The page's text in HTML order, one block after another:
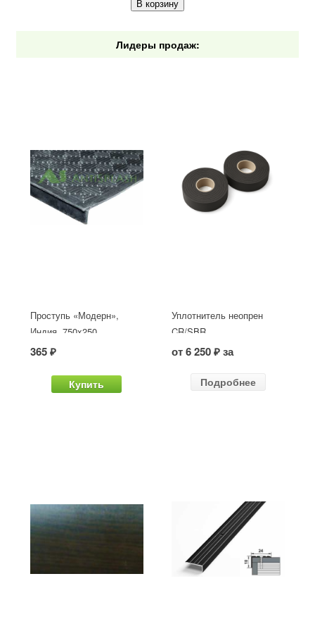
В корзину
Лидеры продаж:
Проступь «Модерн»,
Индия, 750x250
365 ₽
Купить
Уплотнитель неопрен
CR/SBR
от 6 250 ₽ за
Подробнее